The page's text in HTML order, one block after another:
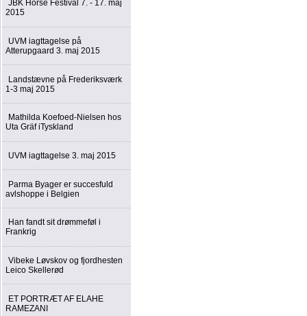
JBK Horse Festival 7. - 17. maj
2015
UVM iagttagelse på
Atterupgaard 3. maj 2015
Landstævne på Frederiksværk
1-3 maj 2015
Mathilda Koefoed-Nielsen hos
Uta Gräf iTyskland
UVM iagttagelse 3. maj 2015
Parma Byager er succesfuld
avlshoppe i Belgien
Han fandt sit drømmeføl i
Frankrig
Vibeke Løvskov og fjordhesten
Leico Skellerød
ET PORTRÆT AF ELAHE
RAMEZANI